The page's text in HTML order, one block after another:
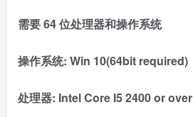
需要 64 位处理器和操作系统
操作系统: Win 10(64bit required)
处理器: Intel Core I5 2400 or over